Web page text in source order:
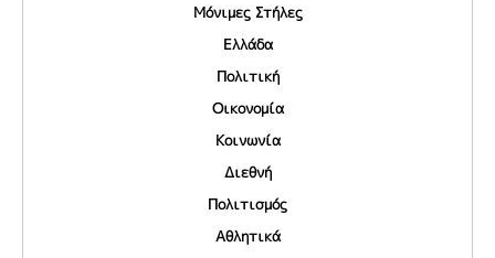
Μόνιμες Στήλες
Ελλάδα
Πολιτική
Οικονομία
Κοινωνία
Διεθνή
Πολιτισμός
Αθλητικά